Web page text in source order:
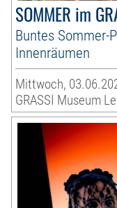
SOMMER im
Buntes Sommer-
Innenräumen
Mittwoch,
GRASSI Museum